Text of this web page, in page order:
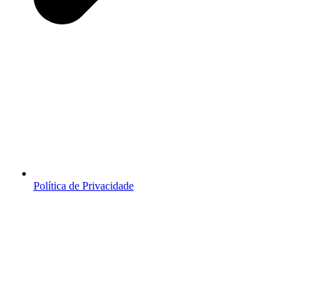
Política de Privacidade